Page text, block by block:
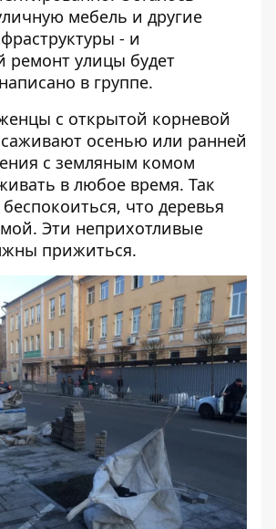
мебель и другие
- и
ремонт улицы будет
в группе.
с открытой корневой
осенью или ранней
с земляным комом
в любое время. Так
что деревья
Эти неприхотливые
прижиться.